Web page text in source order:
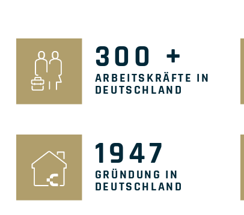
300 +
ARBEITSKRÄFTE IN
DEUTSCHLAND
1947
GRÜNDUNG IN
DEUTSCHLAND